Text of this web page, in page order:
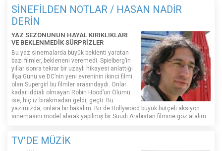
SİNEFİLDEN NOTLAR / HASAN NADİR
DERİN
YAZ SEZONUNUN HAYAL KIRIKLIKLARI
VE BEKLENMEDİK SÜRPRİZLER
Bu yaz sinemalarda büyük beklenti yaratan
bazı filmler, bekleneni veremedi. Spielberg’in
yıllar sonra tekrar bir uzaylı hikayesi anlattığı
İfşa Günü ve DC’nin yeni evreninin ikinci filmi
olan Supergirl bu filmler arasındaydı. Onlar
kadar iddialı olmayan Robin Hood’un Ölümü
ise, hiç iz bırakmadan geldi, geçti. Bu
yazımızda, onlara bir bakalım. Bir de Hollywood büyük bütçeli aksiyon
sinemasını model alarak yapılmış bir Suudi Arabistan filmine göz atalım.
TV'DE MÜZİK